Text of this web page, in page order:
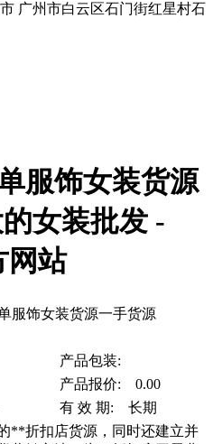
广州市白云区石门街红星村石
服饰女装货源
女装批发 -
网站
服饰女装货源一手货源
产品包装:
产品报价: 0.00
有 效 期: 长期
**折扣店货源，同时还建立并